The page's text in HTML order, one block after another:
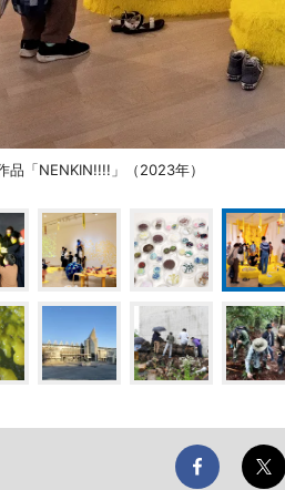
品「NENKIN!!!!」（2023年）